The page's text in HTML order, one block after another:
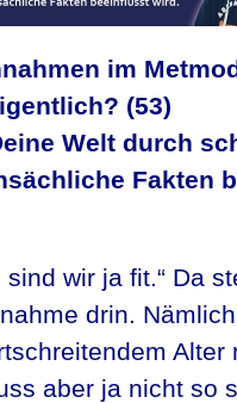
im
(53)
Welt durch
Fakten
sind wir ja fit.“ Da
drin.
Alter
aber ja nicht so